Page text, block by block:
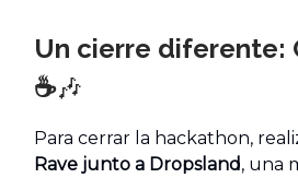
Un cierre diferente:
☕🎶
Para cerrar la hackathon,
Rave junto a Dropsland, una